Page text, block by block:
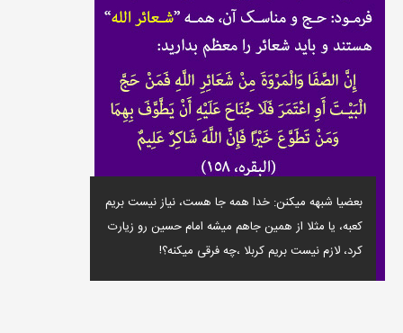
بعضیا شبهه میکنن: خدا همه جا هست، نیاز نیست بریم
کعبه، یا مثلا از همین جاهم میشه امام حسین رو زیارت
کرد، لازم نیست بریم کربلا ،چه فرقی میکنه؟!